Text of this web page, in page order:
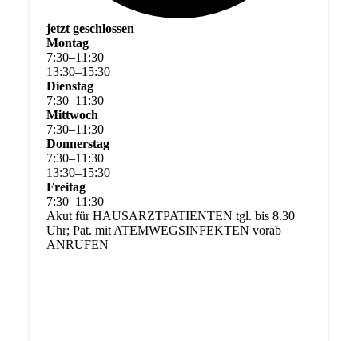
jetzt geschlossen
Montag
7:30–11 :30
13:30–15:30
Dienstag
7:30–11 :30
Mittwoch
7:30–11 :30
Donnerstag
7:30–11 :30
13:30–15:30
Freitag
7:30–11 :30
Akut für HAUSARZTPATIENTEN tgl. bis 8.30
Uhr; Pat. mit ATEMWEGSINFEKTEN vorab
ANRUFEN